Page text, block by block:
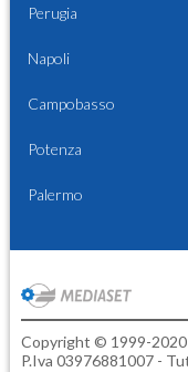
Perugia
Napoli
Campobasso
Potenza
Palermo
Copyright © 1999-2020
P.Iva 03976881007 -